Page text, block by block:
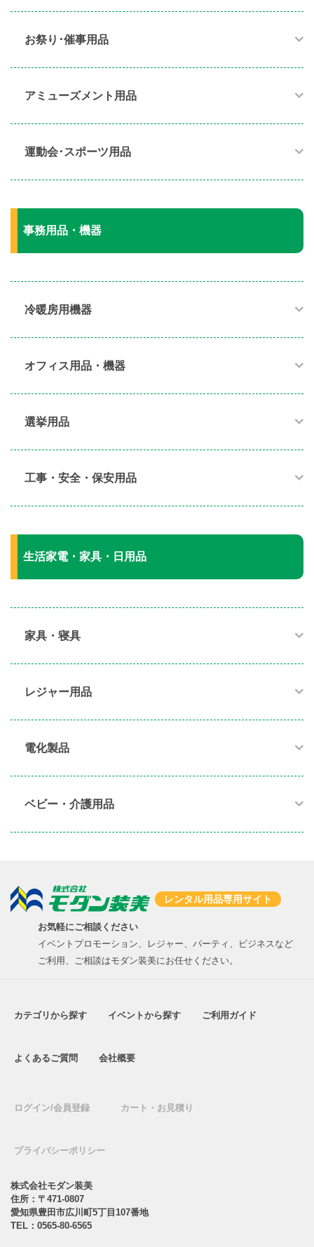
お祭り･催事用品​
アミューズメント用品​
運動会･スポーツ用品​
事務用品・機器
冷暖房用機器​
オフィス用品・機器​
選挙用品
工事・安全・保安用品
生活家電・家具・日用品
家具・寝具​
レジャー用品
電化製品​
ベビー・介護用品​
レンタル用品専用サイト
お気軽にご相談ください
イベントプロモーション、レジャー、パーティ、ビジネスなど
ご利用、ご相談はモダン装美にお任せください。
カテゴリから探す イベントから探す ご利用ガイド
よくあるご質問 会社概要
ログイン/会員登録 カート・お見積り
プライバシーポリシー
株式会社モダン装美
住所：〒471-0807
愛知県豊田市広川町5丁目107番地
TEL： 0565-80-6565